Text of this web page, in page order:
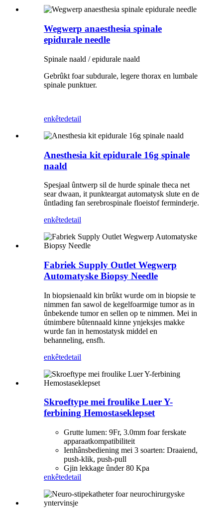
Wegwerp anaesthesia spinale
epidurale needle
Spinale naald / epidurale naald
Gebrûkt foar subdurale, legere thorax en lumbale
spinale punktuer.
enkêtedetail
Anesthesia kit epidurale 16g spinale
naald
Spesjaal ûntwerp sil de hurde spinale theca net
sear dwaan, it punkteargat automatysk slute en de
ûntlading fan serebrospinale floeistof ferminderje.
enkêtedetail
Fabriek Supply Outlet Wegwerp
Automatyske Biopsy Needle
In biopsienaald kin brûkt wurde om in biopsie te
nimmen fan sawol de kegelfoarmige tumor as in
ûnbekende tumor en sellen op te nimmen. Mei in
útnimbere bûtennaald kinne ynjeksjes makke
wurde fan in hemostatysk middel en
behanneling, ensfh.
enkêtedetail
Skroeftype mei froulike Luer Y-
ferbining Hemostaseklepset
Grutte lumen: 9Fr, 3.0mm foar ferskate
apparaatkompatibiliteit
Ienhânsbediening mei 3 soarten: Draaiend,
push-klik, push-pull
Gjin lekkage ûnder 80 Kpa
enkêtedetail